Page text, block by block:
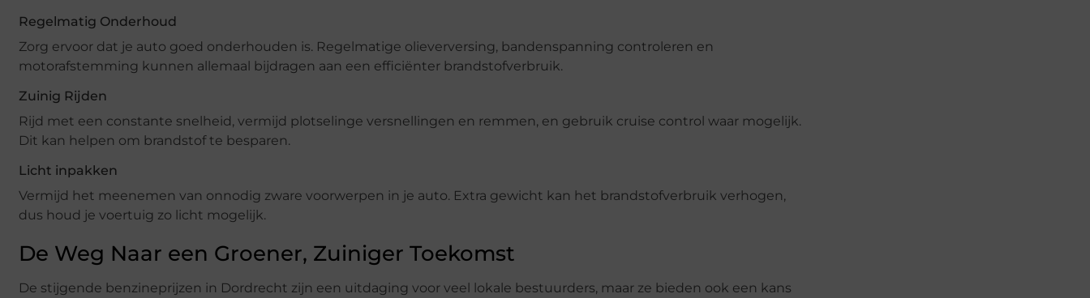
Regelmatig Onderhoud
Zorg ervoor dat je auto goed onderhouden is. Regelmatige olieverversing, bandenspanning controleren en
motorafstemming kunnen allemaal bijdragen aan een efficiënter brandstofverbruik.
Zuinig Rijden
Rijd met een constante snelheid, vermijd plotselinge versnellingen en remmen, en gebruik cruise control waar mogelijk.
Dit kan helpen om brandstof te besparen.
Licht inpakken
Vermijd het meenemen van onnodig zware voorwerpen in je auto. Extra gewicht kan het brandstofverbruik verhogen,
dus houd je voertuig zo licht mogelijk.
De Weg Naar een Groener, Zuiniger Toekomst
De stijgende benzineprijzen in Dordrecht zijn een uitdaging voor veel lokale bestuurders, maar ze bieden ook een kans